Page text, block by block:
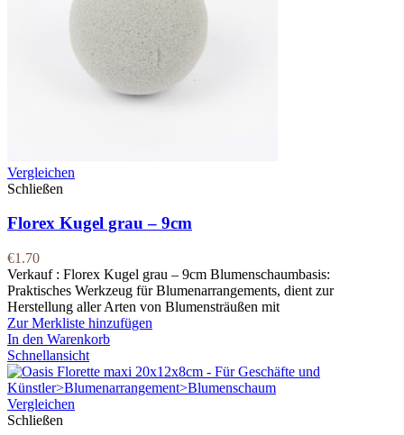
Vergleichen
Schließen
Florex Kugel grau – 9cm
€1.70
Verkauf : Florex Kugel grau – 9cm Blumenschaumbasis:
Praktisches Werkzeug für Blumenarrangements, dient zur
Herstellung aller Arten von Blumensträußen mit
Zur Merkliste hinzufügen
In den Warenkorb
Schnellansicht
Vergleichen
Schließen